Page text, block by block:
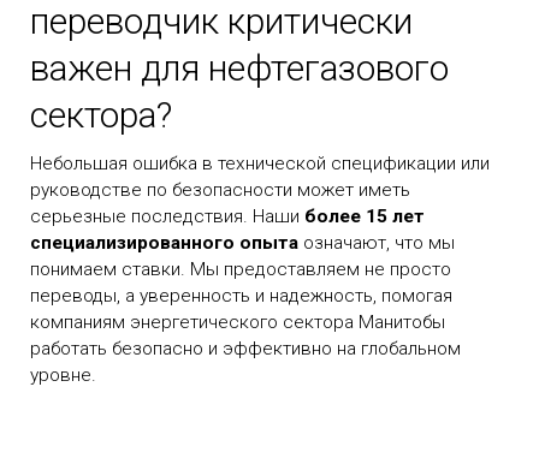
переводчик критически
важен для нефтегазового
сектора?
Небольшая ошибка в технической спецификации или
руководстве по безопасности может иметь
серьезные последствия. Наши более 15 лет
специализированного опыта означают, что мы
понимаем ставки. Мы предоставляем не просто
переводы, а уверенность и надежность, помогая
компаниям энергетического сектора Манитобы
работать безопасно и эффективно на глобальном
уровне.